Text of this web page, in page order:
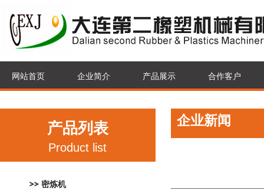
网站首页 企业简介 产品展示 合作客户
产品列表
Product list
>> 密炼机
企业新闻